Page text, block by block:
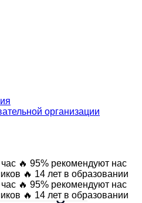
организации
🔥 95% рекомендуют нас
🔥 14 лет в образовании
🔥 95% рекомендуют нас
🔥 14 лет в образовании